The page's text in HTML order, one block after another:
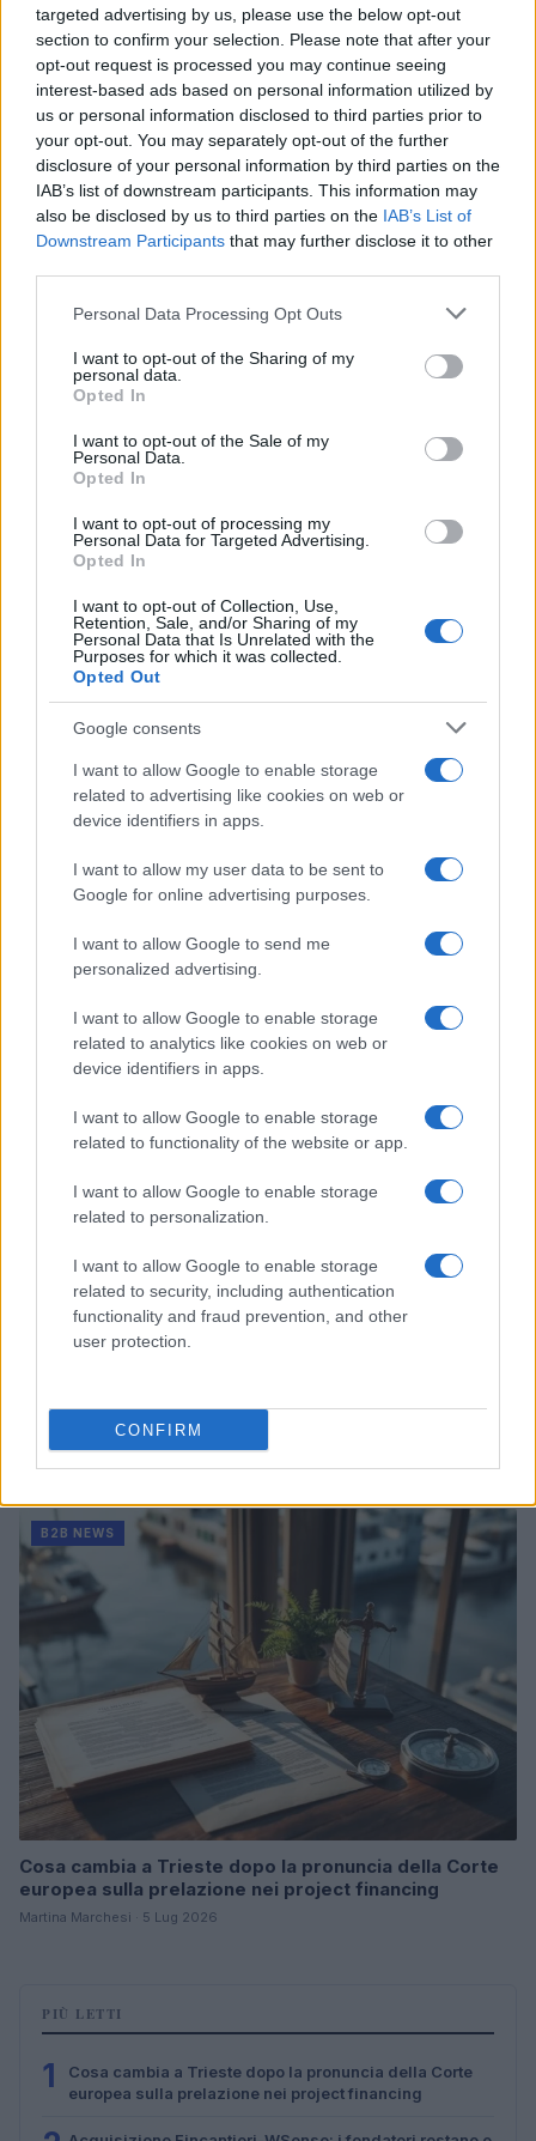
targeted advertising by us, please use the below opt-out
section to confirm your selection. Please note that after your
opt-out request is processed you may continue seeing
interest-based ads based on personal information utilized by
us or personal information disclosed to third parties prior to
your opt-out. You may separately opt-out of the further
disclosure of your personal information by third parties on the
IAB’s list of downstream participants. This information may
also be disclosed by us to third parties on the IAB’s List of
Downstream Participants that may further disclose it to other
Please note that this website/app uses one or more Google
not limited to your visit or usage behaviour. You may click to
grant or deny consent to Google and its third-party tags to
use your data for below specified purposes in below Google
consent section.
Personal Data Processing Opt Outs
I want to opt-out of the Sharing of my
personal data.
Opted In
I want to opt-out of the Sale of my
Personal Data.
Opted In
I want to opt-out of processing my
Personal Data for Targeted Advertising.
Opted In
I want to opt-out of Collection, Use,
Retention, Sale, and/or Sharing of my
Personal Data that Is Unrelated with the
Purposes for which it was collected.
Opted Out
Google consents
I want to allow Google to enable storage
related to advertising like cookies on web or
device identifiers in apps.
I want to allow my user data to be sent to
Google for online advertising purposes.
I want to allow Google to send me
personalized advertising.
I want to allow Google to enable storage
related to analytics like cookies on web or
device identifiers in apps.
I want to allow Google to enable storage
related to functionality of the website or app.
I want to allow Google to enable storage
related to personalization.
I want to allow Google to enable storage
related to security, including authentication
functionality and fraud prevention, and other
user protection.
CONFIRM
Continua a leggere
B2B NEWS
donatori
Martina Marchesi · 10 Lug 2026
Acquisizione Fincantieri-WSense: i fondatori restano
e rimettono capitale
B2B NEWS
Cosa cambia a Trieste dopo la pronuncia della Corte
europea sulla prelazione nei project financing
Martina Marchesi · 5 Lug 2026
PIÙ LETTI
1
Cosa cambia a Trieste dopo la pronuncia della Corte
europea sulla prelazione nei project financing